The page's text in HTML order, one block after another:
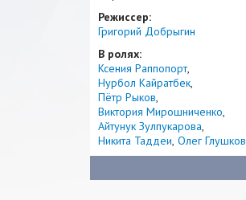
Режиссер:
Григорий Добрыгин
В ролях:
Ксения Раппопорт
Нурбол Кайратбек
Пётр Рыков
Виктория Мирошниченко
Айтунук Зулпукарова
Никита Таддеи Олег Глушков